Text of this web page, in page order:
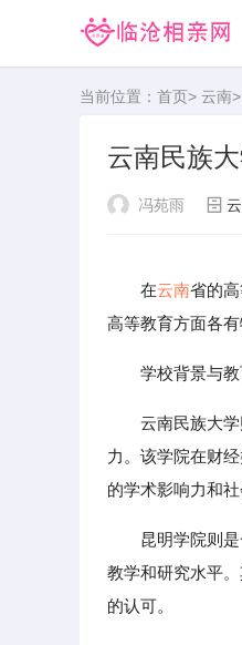
当前位置： 首页> 云南
云南民族
冯苑雨
在云南省的
高等教育方面各
学校背景与
云南民族大
力。该学院在财
的学术影响力和社
昆明学院则
教学和研究水平
的认可。